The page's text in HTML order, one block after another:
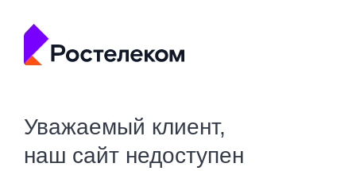
Уважаемый клиент,
наш сайт недоступен